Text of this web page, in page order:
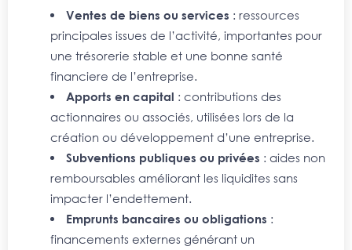
Ventes de biens ou services : ressources
principales issues de l’activité, importantes pour
une trésorerie stable et une bonne santé
financiere de l’entreprise.
Apports en capital : contributions des
actionnaires ou associés, utilisées lors de la
création ou développement d’une entreprise.
Subventions publiques ou privées : aides non
remboursables améliorant les liquidites sans
impacter l’endettement.
Emprunts bancaires ou obligations :
financements externes générant un